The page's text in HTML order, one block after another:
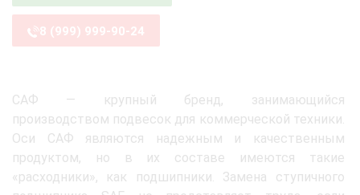
8 (999) 999-90-24
САФ — крупный бренд, занимающийся
производством подвесок для коммерческой техники.
Оси САФ являются надежным и качественным
продуктом, но в их составе имеются такие
«расходники», как подшипники. Замена ступичного